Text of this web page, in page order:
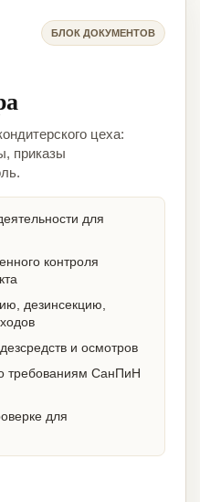
БЛОК ДОКУМЕНТОВ
цеха:
приказы
для
контроля
дезинсекцию,
и осмотров
требованиям СанПиН
для